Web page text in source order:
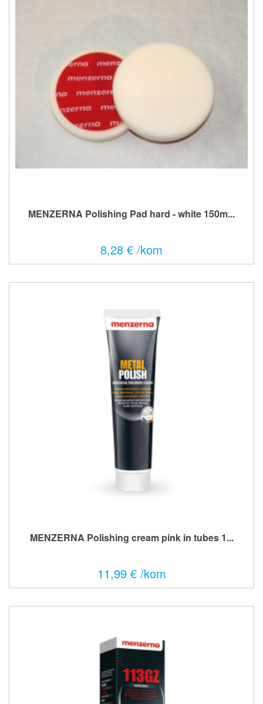
MENZERNA Polishing Pad hard - white 150m...
8,28 € /kom
MENZERNA Polishing cream pink in tubes 1...
11,99 € /kom